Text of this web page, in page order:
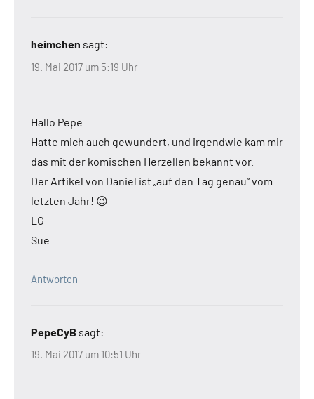
heimchen sagt:
19. Mai 2017 um 5:19 Uhr
Hallo Pepe
Hatte mich auch gewundert, und irgendwie kam mir
das mit der komischen Herzellen bekannt vor.
Der Artikel von Daniel ist „auf den Tag genau“ vom
letzten Jahr! 😉
LG
Sue
Antworten
PepeCyB sagt:
19. Mai 2017 um 10:51 Uhr